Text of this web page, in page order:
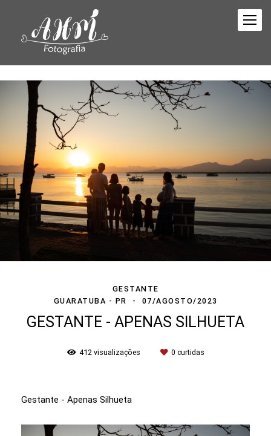
GESTANTE
GUARATUBA - PR
07/AGOSTO/2023
GESTANTE - APENAS SILHUETA
412 visualizações 0 curtidas
Gestante - Apenas Silhueta